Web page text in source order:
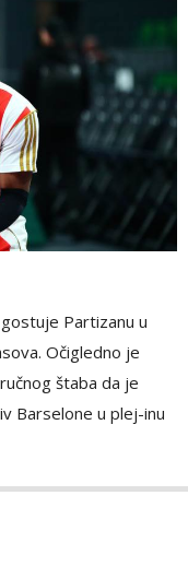
Partizanu u
Očigledno je
štaba da je
Barselone u plej-inu